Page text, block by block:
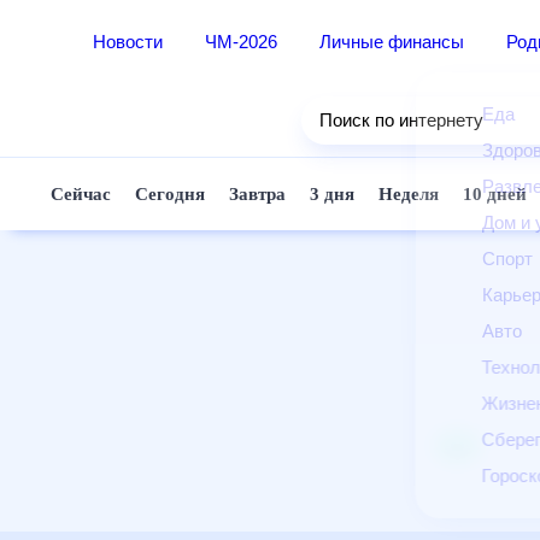
Новости ЧМ-2026 Личные финансы
Еда
Дом
Спорт
Авто
Поиск по интернету
Сейчас Сегодня Завтра 3 дня Неделя 10